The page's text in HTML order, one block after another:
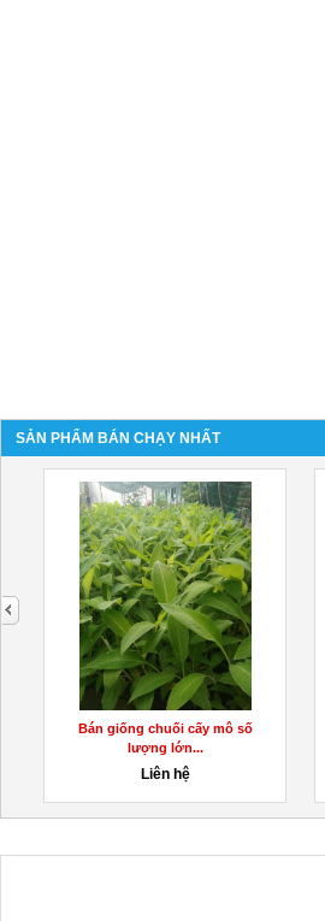
SẢN PHẨM BÁN CHẠY NHẤT
Bán giống chuối cấy mô số
lượng lớn...
Liên hệ
next